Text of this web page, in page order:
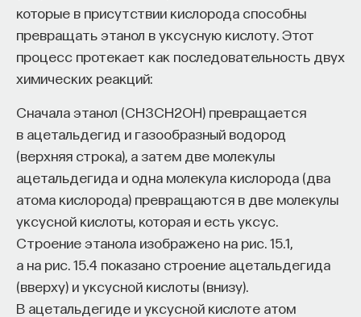
которые в присутствии кислорода способны
превращать этанол в уксусную кислоту. Этот
процесс протекает как последовательность двух
химических реакций:
Сначала этанол (CH3CH2OH) превращается
в ацетальдегид и газообразный водород
(верхняя строка), а затем две молекулы
ацетальдегида и одна молекула кислорода (два
атома кислорода) превращаются в две молекулы
уксусной кислоты, которая и есть уксус.
Строение этанола изображено на рис. 15.1,
а на рис. 15.4 показано строение ацетальдегида
(вверху) и уксусной кислоты (внизу).
В ацетальдегиде и уксусной кислоте атом